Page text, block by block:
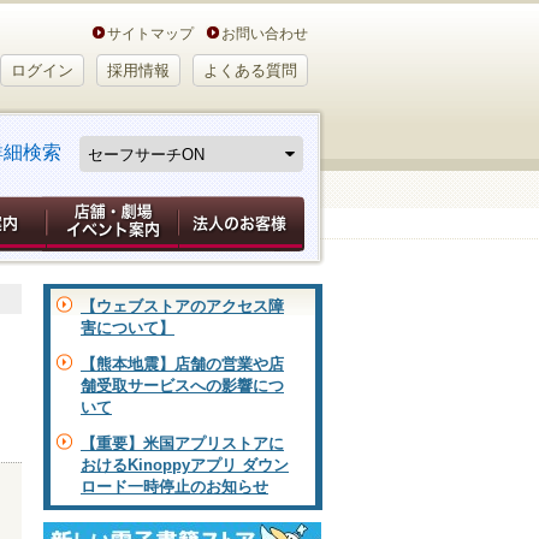
サイトマップ お問い合わせ
ログイン 採用情報 よくある質問
細検索
【ウェブストアのアクセス障
害について】
【熊本地震】店舗の営業や店
舗受取サービスへの影響につ
いて
【重要】米国アプリストアに
おけるKinoppyアプリ ダウン
ロード一時停止のお知らせ